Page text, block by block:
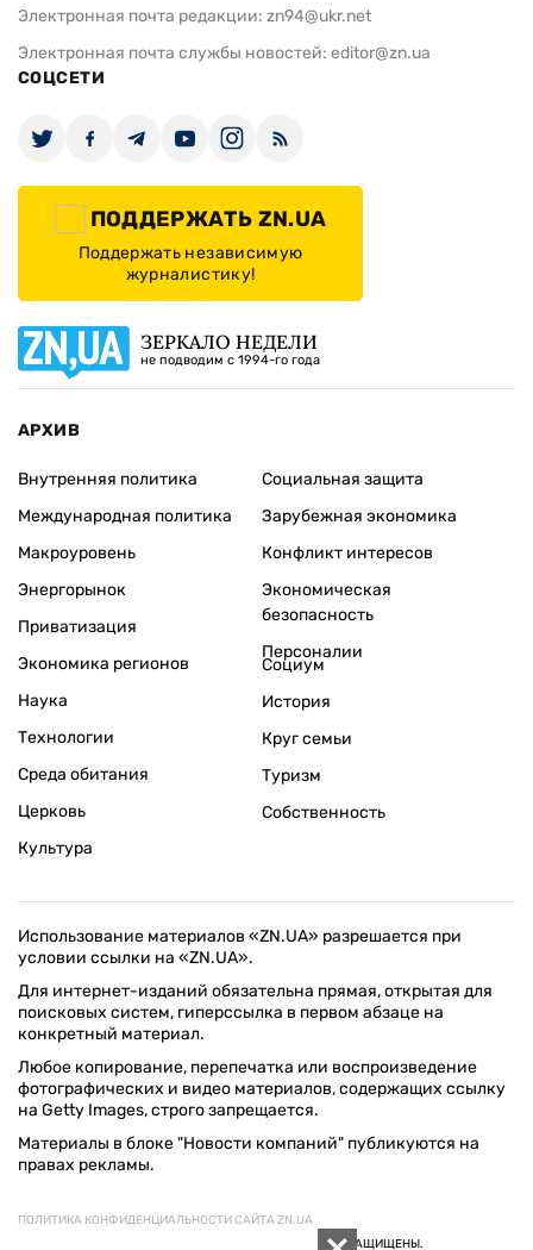
Электронная почта редакции: zn94@ukr.net
Электронная почта службы новостей: editor@zn.ua
СОЦСЕТИ
ПОДДЕРЖАТЬ ZN.UA
Поддержать независимую
журналистику!
ЗЕРКАЛО НЕДЕЛИ
не подводим с 1994-го года
АРХИВ
Внутренняя политика
Международная политика
Макроуровень
Энергорынок
Приватизация
Экономика регионов
Социальная защита
Зарубежная экономика
Конфликт интересов
Экономическая
безопасность
Персоналии
Наука
Технологии
Среда обитания
Церковь
Культура
Социум
История
Круг семьи
Туризм
Собственность
Использование материалов «ZN.UA» разрешается при
условии ссылки на «ZN.UA».
Для интернет-изданий обязательна прямая, открытая для
поисковых систем, гиперссылка в первом абзаце на
конкретный материал.
Любое копирование, перепечатка или воспроизведение
фотографических и видео материалов, содержащих ссылку
на Getty Images, строго запрещается.
Материалы в блоке "Новости компаний" публикуются на
правах рекламы.
ПОЛИТИКА КОНФИДЕНЦИАЛЬНОСТИ САЙТА ZN.UA
© 1994–2026 «ЗЕРКАЛО НЕДЕЛИ. УКРАИНА». ВСЕ ПРАВА ЗАЩИЩЕНЫ.